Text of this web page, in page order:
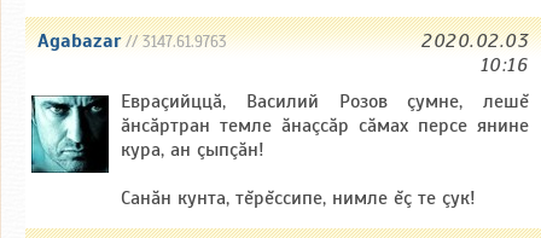
Agabazar// 3147.61.9763
2020.02.03
10:16
Евраçийццă, Василий Розов çумне, лешĕ
ăнсăртран темле ăнаçсăр сăмах персе янине
кура, ан çыпçăн!
Санăн кунта, тĕрĕссипе, нимле ĕç те çук!